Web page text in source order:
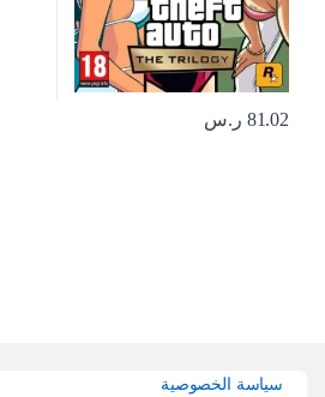
81.02 ر.س
سياسة الخصوصية